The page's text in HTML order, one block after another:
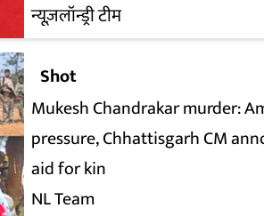
न्यूज़लॉन्ड्री टीम
Shot
Mukesh Chandrakar murder:
pressure, Chhattisgarh CM
aid for kin
NL Team